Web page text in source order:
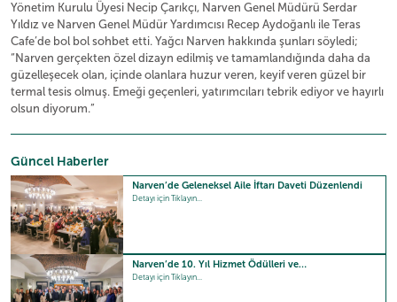
Güncel Haberler
Narven’de Geleneksel Aile İftarı Daveti Düzenlendi
Detayı için Tıklayın...
Narven’de 10. Yıl Hizmet Ödülleri ve…
Detayı için Tıklayın...
Yönetim Kurulu Üyesi Necip Çarıkçı, Narven Genel Müdürü Serdar
Yıldız ve Narven Genel Müdür Yardımcısı Recep Aydoğanlı ile Teras
Cafe’de bol bol sohbet etti. Yağcı Narven hakkında şunları söyledi;
“Narven gerçekten özel dizayn edilmiş ve tamamlandığında daha da
güzelleşecek olan, içinde olanlara huzur veren, keyif veren güzel bir
termal tesis olmuş. Emeği geçenleri, yatırımcıları tebrik ediyor ve hayırlı
olsun diyorum.”